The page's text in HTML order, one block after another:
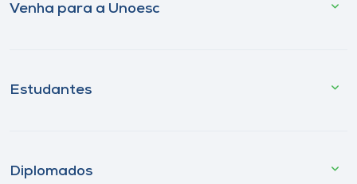
Venha para a Unoesc
Estudantes
Diplomados